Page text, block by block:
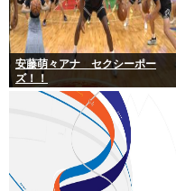
安藤萌々アナ セクシーポー
ズ！！